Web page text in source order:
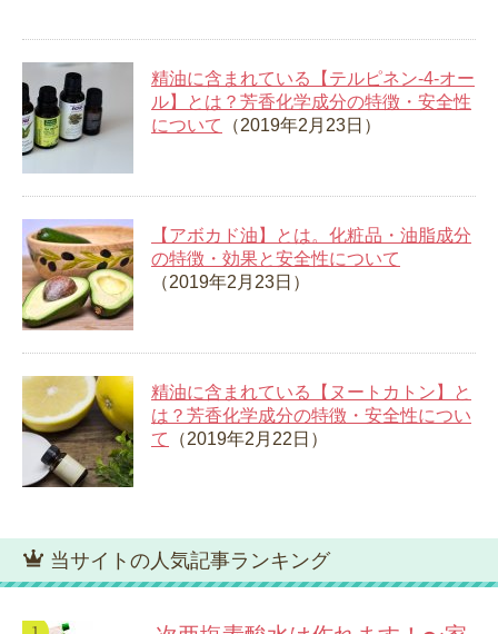
精油に含まれている【テルピネン-4-オー
ル】とは？芳香化学成分の特徴・安全性
について
（2019年2月23日）
【アボカド油】とは。化粧品・油脂成分
の特徴・効果と安全性について
（2019年2月23日）
精油に含まれている【ヌートカトン】と
は？芳香化学成分の特徴・安全性につい
て
（2019年2月22日）
当サイトの人気記事ランキング